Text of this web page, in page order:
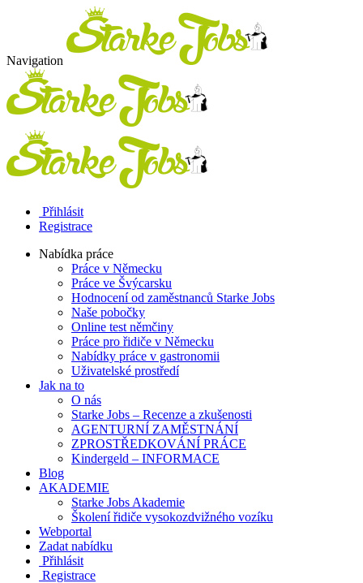
Navigation
Přihlásit
Registrace
Nabídka práce
Práce v Německu
Práce ve Švýcarsku
Hodnocení od zaměstnanců Starke Jobs
Naše pobočky
Online test němčiny
Práce pro řidiče v Německu
Nabídky práce v gastronomii
Uživatelské prostředí
Jak na to
O nás
Starke Jobs – Recenze a zkušenosti
AGENTURNÍ ZAMĚSTNÁNÍ
ZPROSTŘEDKOVÁNÍ PRÁCE
Kindergeld – INFORMACE
Blog
AKADEMIE
Starke Jobs Akademie
Školení řidiče vysokozdvižného vozíku
Webportal
Zadat nabídku
Přihlásit
Registrace